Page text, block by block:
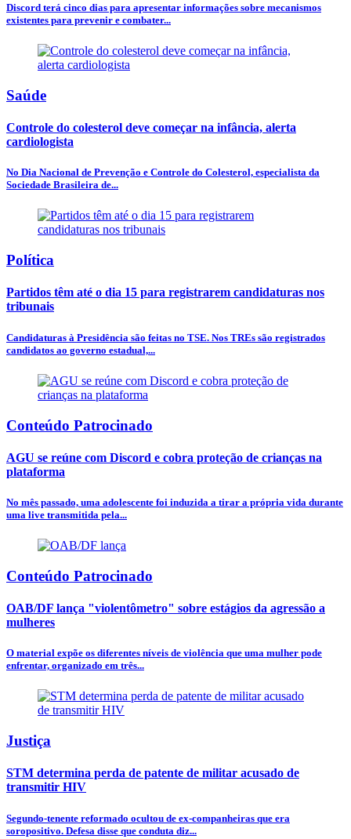
Discord terá cinco dias para apresentar informações sobre mecanismos
existentes para prevenir e combater...
Saúde
Controle do colesterol deve começar na infância, alerta
cardiologista
No Dia Nacional de Prevenção e Controle do Colesterol, especialista da
Sociedade Brasileira de...
Política
Partidos têm até o dia 15 para registrarem candidaturas nos
tribunais
Candidaturas à Presidência são feitas no TSE. Nos TREs são registrados
candidatos ao governo estadual,...
Conteúdo Patrocinado
AGU se reúne com Discord e cobra proteção de crianças na
plataforma
No mês passado, uma adolescente foi induzida a tirar a própria vida durante
uma live transmitida pela...
Conteúdo Patrocinado
OAB/DF lança "violentômetro" sobre estágios da agressão a
mulheres
O material expõe os diferentes níveis de violência que uma mulher pode
enfrentar, organizado em três...
Justiça
STM determina perda de patente de militar acusado de
transmitir HIV
Segundo-tenente reformado ocultou de ex-companheiras que era
soropositivo. Defesa disse que conduta diz...